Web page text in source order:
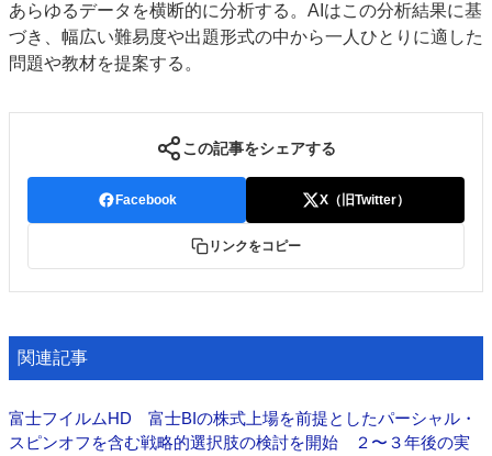
あらゆるデータを横断的に分析する。AIはこの分析結果に基
づき、幅広い難易度や出題形式の中から一人ひとりに適した
問題や教材を提案する。
この記事をシェアする
Facebook X（旧Twitter）
リンクをコピー
関連記事
富士フイルムHD 富士BIの株式上場を前提としたパーシャル・
スピンオフを含む戦略的選択肢の検討を開始 ２〜３年後の実